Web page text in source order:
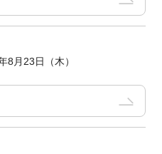
8月23日（木）